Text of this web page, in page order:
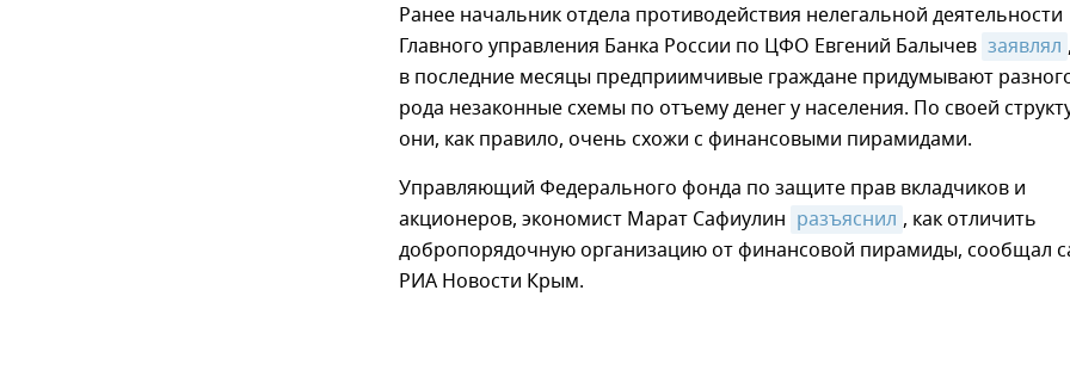
Ранее начальник отдела противодействия нелегальной деятельности
Главного управления Банка России по ЦФО Евгений Балычев заявлял
в последние месяцы предприимчивые граждане придумывают
рода незаконные схемы по отъему денег у населения. По своей
они, как правило, очень схожи с финансовыми пирамидами.
Управляющий Федерального фонда по защите прав вкладчиков и
акционеров, экономист Марат Сафиулин разъяснил , как отличить
добропорядочную организацию от финансовой пирамиды, сообщал
РИА Новости Крым.